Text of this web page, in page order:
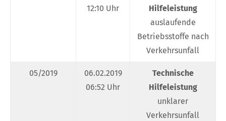
12:10 Uhr
Hilfeleistung
auslaufende
Betriebsstoffe nach
Verkehrsunfall
05/2019
06.02.2019
06:52 Uhr
Technische
Hilfeleistung
unklarer
Verkehrsunfall